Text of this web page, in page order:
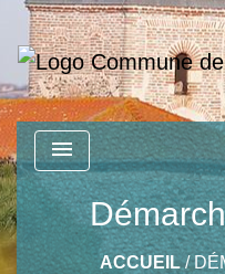
menu
ACCUEIL/